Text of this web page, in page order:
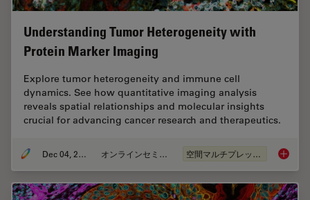
Understanding Tumor Heterogeneity with
Protein Marker Imaging
Explore tumor heterogeneity and immune cell
dynamics. See how quantitative imaging analysis
reveals spatial relationships and molecular insights
crucial for advancing cancer research and therapeutics.
Dec 04, 2023 オンラインセミナー 空間マルチプレックス